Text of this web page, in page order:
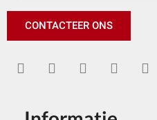
CONTACTEER ONS